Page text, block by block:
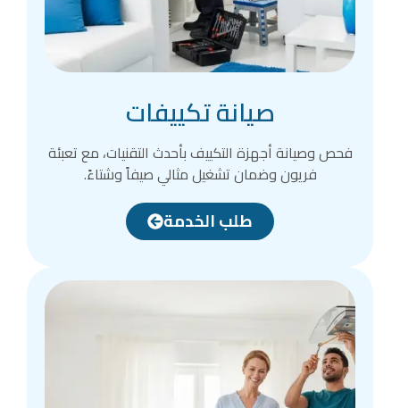
صيانة تكييفات
فحص وصيانة أجهزة التكييف بأحدث التقنيات، مع تعبئة
فريون وضمان تشغيل مثالي صيفاً وشتاءً.
طلب الخدمة